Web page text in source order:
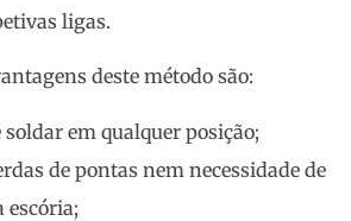
ligas.
deste método são:
soldar em qualquer posição;
de pontas nem necessidade de
escória;